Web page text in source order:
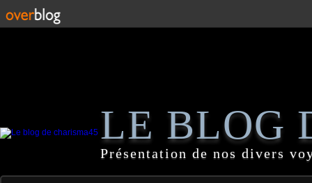
LE BLOG
Présentation de nos divers